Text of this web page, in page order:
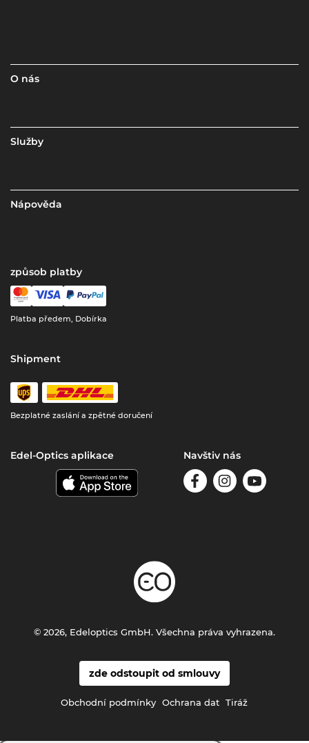
O nás
Služby
Nápověda
způsob platby
Platba předem, Dobírka
Shipment
Bezplatné zaslání a zpětné doručení
Edel-Optics aplikace Navštiv nás
zde odstoupit od smlouvy
Obchodní podmínky Ochrana dat Tiráž
© 2026, Edeloptics GmbH. Všechna práva vyhrazena.